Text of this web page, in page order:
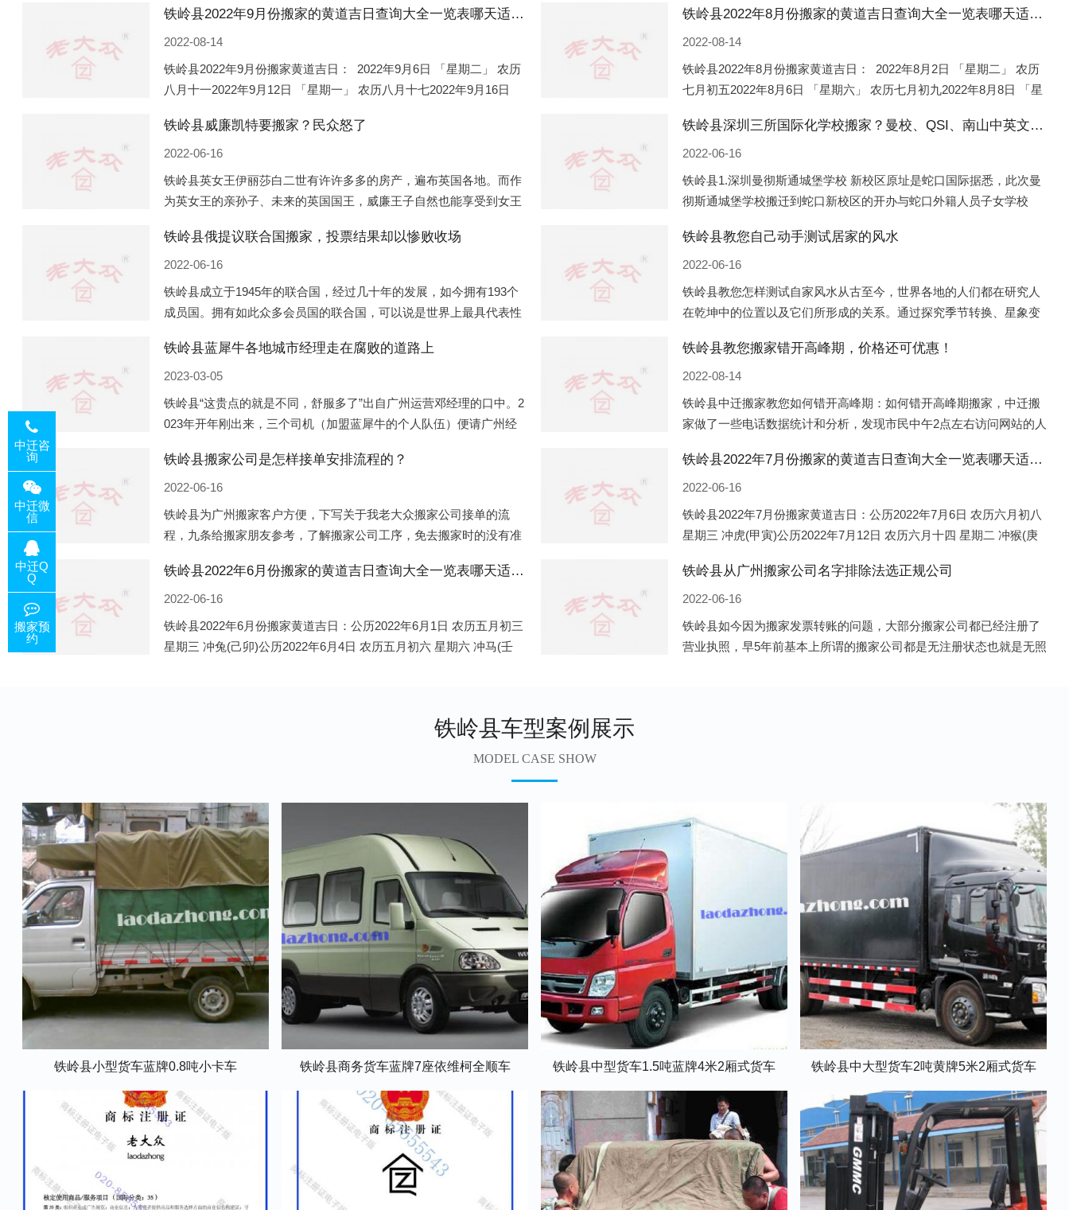
铁岭县2022年9月份搬家的黄道吉日查询大全一览表哪天适合搬家好日子
2022-08-14
铁岭县2022年9月份搬家黄道吉日： 2022年9月6日 「星期二」 农历
八月十一2022年9月12日 「星期一」 农历八月十七2022年9月16日
铁岭县2022年8月份搬家的黄道吉日查询大全一览表哪天适合搬家好日子
2022-08-14
铁岭县2022年8月份搬家黄道吉日： 2022年8月2日 「星期二」 农历
七月初五2022年8月6日 「星期六」 农历七月初九2022年8月8日 「星
铁岭县威廉凯特要搬家？民众怒了
2022-06-16
铁岭县英女王伊丽莎白二世有许许多多的房产，遍布英国各地。而作
为英女王的亲孙子、未来的英国国王，威廉王子自然也能享受到女王
是位于伦敦的肯辛顿宫，一处
铁岭县深圳三所国际化学校搬家？曼校、QSI、南山中英文搬走了
2022-06-16
铁岭县1.深圳曼彻斯通城堡学校 新校区原址是蛇口国际据悉，此次曼
彻斯通城堡学校搬迁到蛇口新校区的开办与蛇口外籍人员子女学校
正式并入蛇口外籍
铁岭县俄提议联合国搬家，投票结果却以惨败收场
2022-06-16
铁岭县成立于1945年的联合国，经过几十年的发展，如今拥有193个
成员国。拥有如此众多会员国的联合国，可以说是世界上最具代表性
以美国为首的西方国家
铁岭县教您自己动手测试居家的风水
2022-06-16
铁岭县教您怎样测试自家风水从古至今，世界各地的人们都在研究人
在乾坤中的位置以及它们所形成的关系。通过探究季节转换、星象变
同住宅中的人，其一生中的财
铁岭县蓝犀牛各地城市经理走在腐败的道路上
2023-03-05
铁岭县“这贵点的就是不同，舒服多了”出自广州运营邓经理的口中。2
023年开年刚出来，三个司机（加盟蓝犀牛的个人队伍）便请广州经
平摊费用，燃鹅这样的
铁岭县教您搬家错开高峰期，价格还可优惠！
2022-08-14
铁岭县中迁搬家教您如何错开高峰期：如何错开高峰期搬家，中迁搬
家做了一些电话数据统计和分析，发现市民中午2点左右访问网站的人
最多的，网上QQ微
铁岭县搬家公司是怎样接单安排流程的？
2022-06-16
铁岭县为广州搬家客户方便，下写关于我老大众搬家公司接单的流
程，九条给搬家朋友参考，了解搬家公司工序，免去搬家时的没有准
电话咨询，初步了解客户搬 家
铁岭县2022年7月份搬家的黄道吉日查询大全一览表哪天适合搬家好日子
2022-06-16
铁岭县2022年7月份搬家黄道吉日：公历2022年7月6日 农历六月初八
星期三 冲虎(甲寅)公历2022年7月12日 农历六月十四 星期二 冲猴(庚
铁岭县2022年6月份搬家的黄道吉日查询大全一览表哪天适合搬家好日子
2022-06-16
铁岭县2022年6月份搬家黄道吉日：公历2022年6月1日 农历五月初三
星期三 冲兔(己卯)公历2022年6月4日 农历五月初六 星期六 冲马(壬
铁岭县从广州搬家公司名字排除法选正规公司
2022-06-16
铁岭县如今因为搬家发票转账的问题，大部分搬家公司都已经注册了
营业执照，早5年前基本上所谓的搬家公司都是无注册状态也就是无照
铁岭县车型案例展示
MODEL CASE SHOW
铁岭县小型货车蓝牌0.8吨小卡车 铁岭县商务货车蓝牌7座依维柯全顺车 铁岭县中型货车1.5吨蓝牌4米2厢式货车 铁岭县中大型货车2吨黄牌5米2厢式货车
中迁咨
询
中迁微
信
中迁Q
Q
搬家预
约